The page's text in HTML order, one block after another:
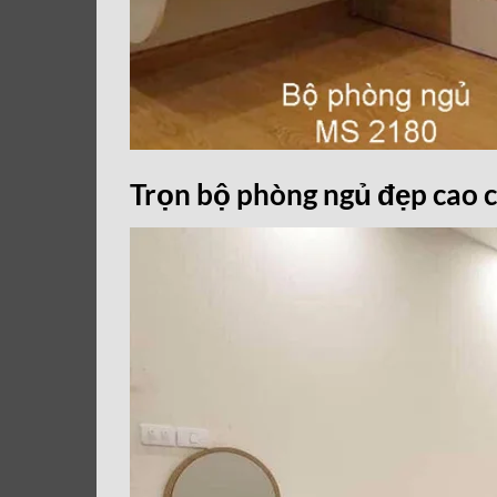
Trọn bộ phòng ngủ đẹp cao